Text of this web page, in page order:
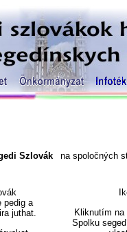
Szlovák
pedig a
juthat.
na spoločných
Kliknutím na
Spolku